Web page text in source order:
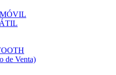
de Venta)